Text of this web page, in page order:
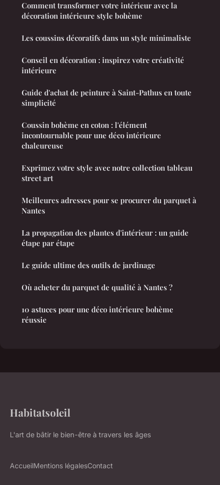
Comment transformer votre intérieur avec la
décoration intérieure style bohème
Les coussins décoratifs dans un style minimaliste
Conseil en décoration : inspirez votre créativité
intérieure
Guide d'achat de peinture à Saint-Pathus en toute
simplicité
Coussin bohème en coton : l'élément
incontournable pour une déco intérieure
chaleureuse
Exprimez votre style avec notre collection tableau
street art
Meilleures adresses pour se procurer du parquet à
Nantes
La propagation des plantes d'intérieur : un guide
étape par étape
Le guide ultime des outils de jardinage
Où acheter du parquet de qualité à Nantes ?
10 astuces pour une déco intérieure bohème
réussie
Habitatsoleil
L'art de bâtir le bien-être à travers les âges
AccueilMentions légalesContact